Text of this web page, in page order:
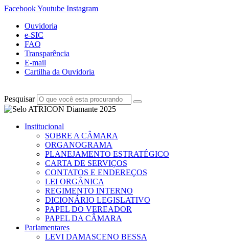
FacebookYoutube Instagram
Ouvidoria
e-SIC
FAQ
Transparência
E-mail
Cartilha da Ouvidoria
Pesquisar
Institucional
SOBRE A CÂMARA
ORGANOGRAMA
PLANEJAMENTO ESTRATÉGICO
CARTA DE SERVIÇOS
CONTATOS E ENDEREÇOS
LEI ORGÂNICA
REGIMENTO INTERNO
DICIONÁRIO LEGISLATIVO
PAPEL DO VEREADOR
PAPEL DA CÂMARA
Parlamentares
LEVI DAMASCENO BESSA